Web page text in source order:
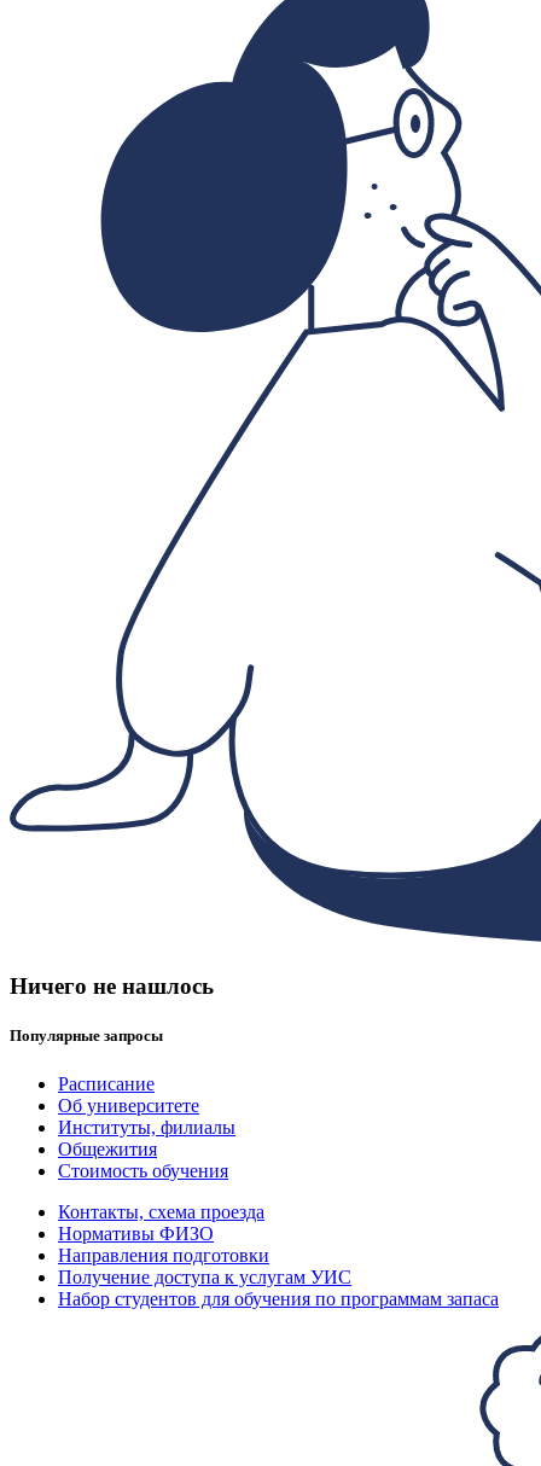
Ничего не нашлось
Популярные запросы
Расписание
Об университете
Институты, филиалы
Общежития
Стоимость обучения
Контакты, схема проезда
Нормативы ФИЗО
Направления подготовки
Получение доступа к услугам УИС
Набор студентов для обучения по программам запаса